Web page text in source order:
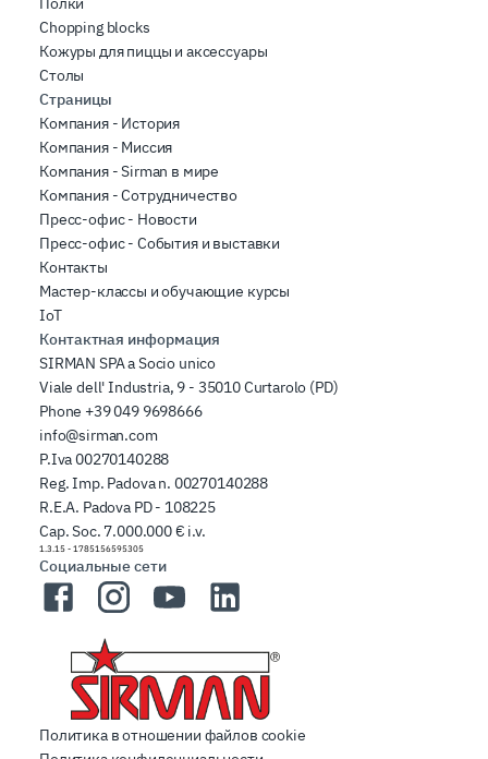
Chopping blocks
Кожуры для пиццы и аксессуары
Столы
Страницы
Компания - История
Компания - Миссия
Компания - Sirman в мире
Компания - Сотрудничество
Пресс-офис - Новости
Пресс-офис - События и выставки
Контакты
Мастер-классы и обучающие курсы
IoT
Контактная информация
SIRMAN SPA a Socio unico
Viale dell' Industria, 9 - 35010 Curtarolo (PD)
Phone +39 049 9698666
info@sirman.com
P.Iva 00270140288
Reg. Imp. Padova n. 00270140288
R.E.A. Padova PD - 108225
Cap. Soc. 7.000.000 € i.v.
1.3.15 - 1785156595305
Социальные сети
FacebookInstagramYouTubeLinkedIn
Политика в отношении файлов cookie